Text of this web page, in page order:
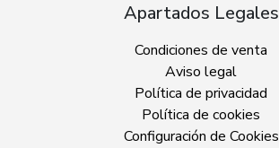
Apartados Legales
Condiciones de venta
Aviso legal
Política de privacidad
Política de cookies
Configuración de Cookies